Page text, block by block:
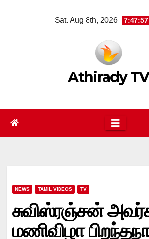
Sat. Aug 8th, 2026 7:47:57
Athirady TV
NEWS TAMIL VIDEOS TV
சுவிஸ்ரஞ்சன்
மணிவிழா